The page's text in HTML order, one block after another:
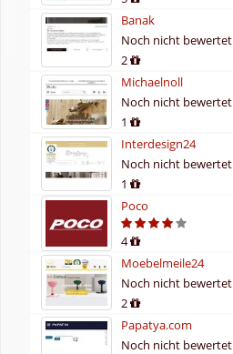
Banak
Noch nicht bewertet
2
Michaelnoll
Noch nicht bewertet
1
Interdesign24
Noch nicht bewertet
1
Poco
4
Moebelmeile24
Noch nicht bewertet
2
Papatya.com
Noch nicht bewertet